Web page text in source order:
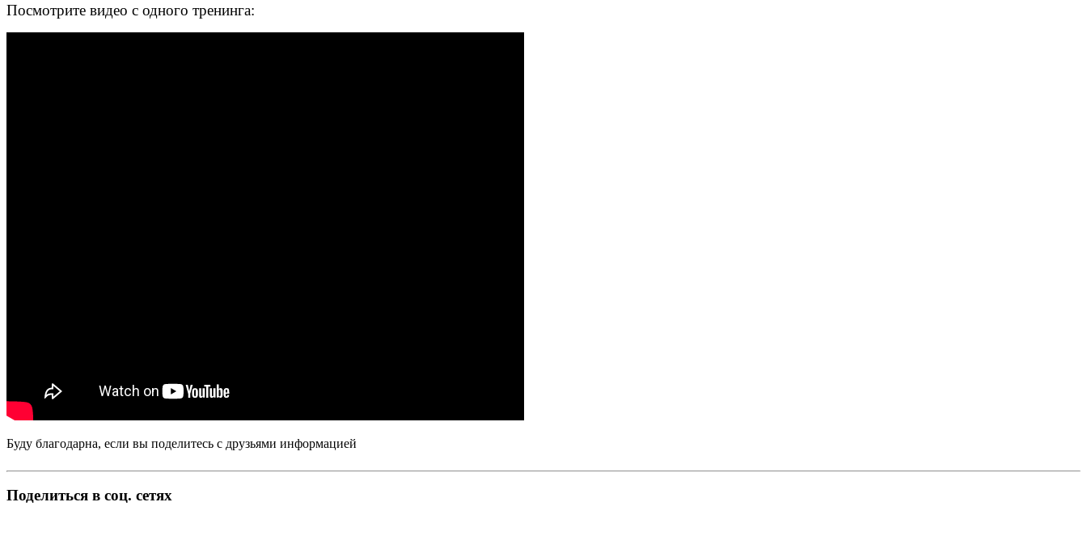
Посмотрите видео с одного тренинга:
Буду благодарна, если вы поделитесь с друзьями информацией
Поделиться в соц. сетях